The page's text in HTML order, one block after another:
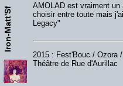
Iron-Matt'Sf
AMOLAD est vraiment
choisir entre toute mais
Legacy"
2015 : Fest'Bouc / Ozora
Théâtre de Rue d'Aurillac